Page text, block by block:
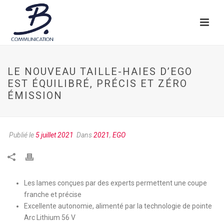
LE NOUVEAU TAILLE-HAIES D’EGO
EST ÉQUILIBRÉ, PRÉCIS ET ZÉRO
ÉMISSION
Publié le5 juillet 2021 Dans2021, EGO
Les lames conçues par des experts permettent une coupe
franche et précise
Excellente autonomie, alimenté par la technologie de pointe
Arc Lithium 56 V